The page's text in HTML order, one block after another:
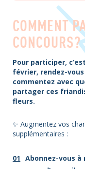
COMMENT
CONCOURS?
Pour participer,
février, rendez-
commentez avec
partager ces
fleurs.
✨ Augmentez vos
supplémentaires :
Abonnez-vous